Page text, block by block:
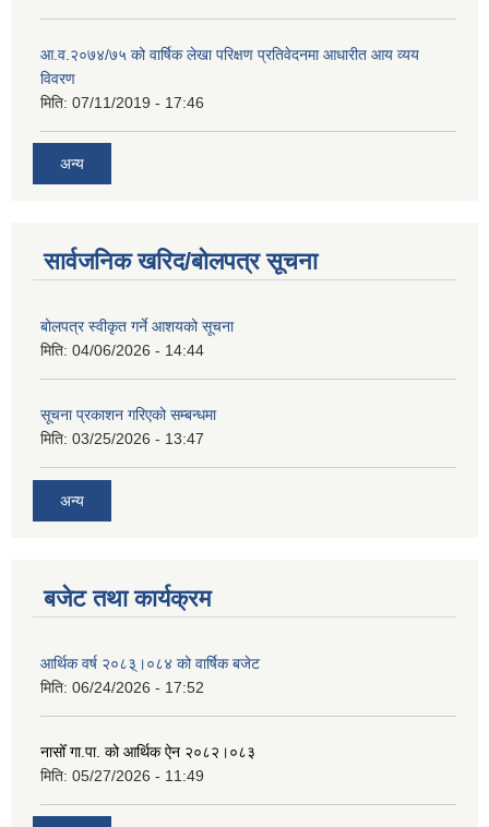
आ.व.२०७४/७५ को वार्षिक लेखा परिक्षण प्रतिवेदनमा आधारीत आय व्यय
विवरण
मिति: 07/11/2019 - 17:46
अन्य
सार्वजनिक खरिद/बोलपत्र सूचना
बोलपत्र स्वीकृत गर्ने आशयको सूचना
मिति: 04/06/2026 - 14:44
सूचना प्रकाशन गरिएको सम्बन्धमा
मिति: 03/25/2026 - 13:47
अन्य
बजेट तथा कार्यक्रम
आर्थिक वर्ष २०८३्।०८४ को वार्षिक बजेट
मिति: 06/24/2026 - 17:52
नासोँ गा.पा. को आर्थिक ऐन २०८२।०८३
मिति: 05/27/2026 - 11:49